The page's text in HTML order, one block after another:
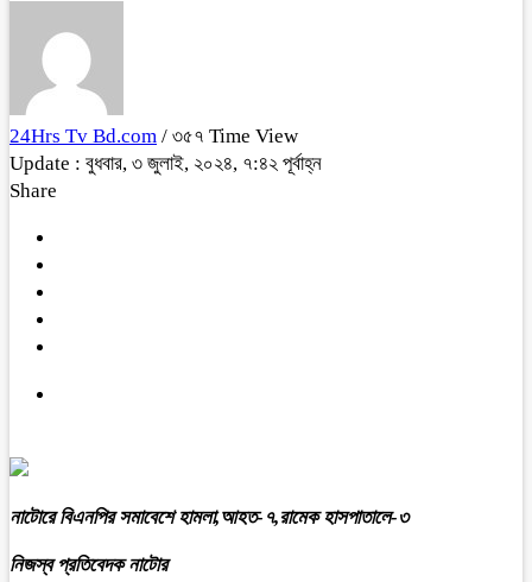
24Hrs Tv Bd.com / ৩৫৭ Time View
Update : বুধবার, ৩ জুলাই, ২০২৪, ৭:৪২ পূর্বাহ্ন
Share
নাটোরে বিএনপির সমাবেশে হামলা,আহত-৭,রামেক হাসপাতালে-৩
নিজস্ব প্রতিবেদক নাটোর